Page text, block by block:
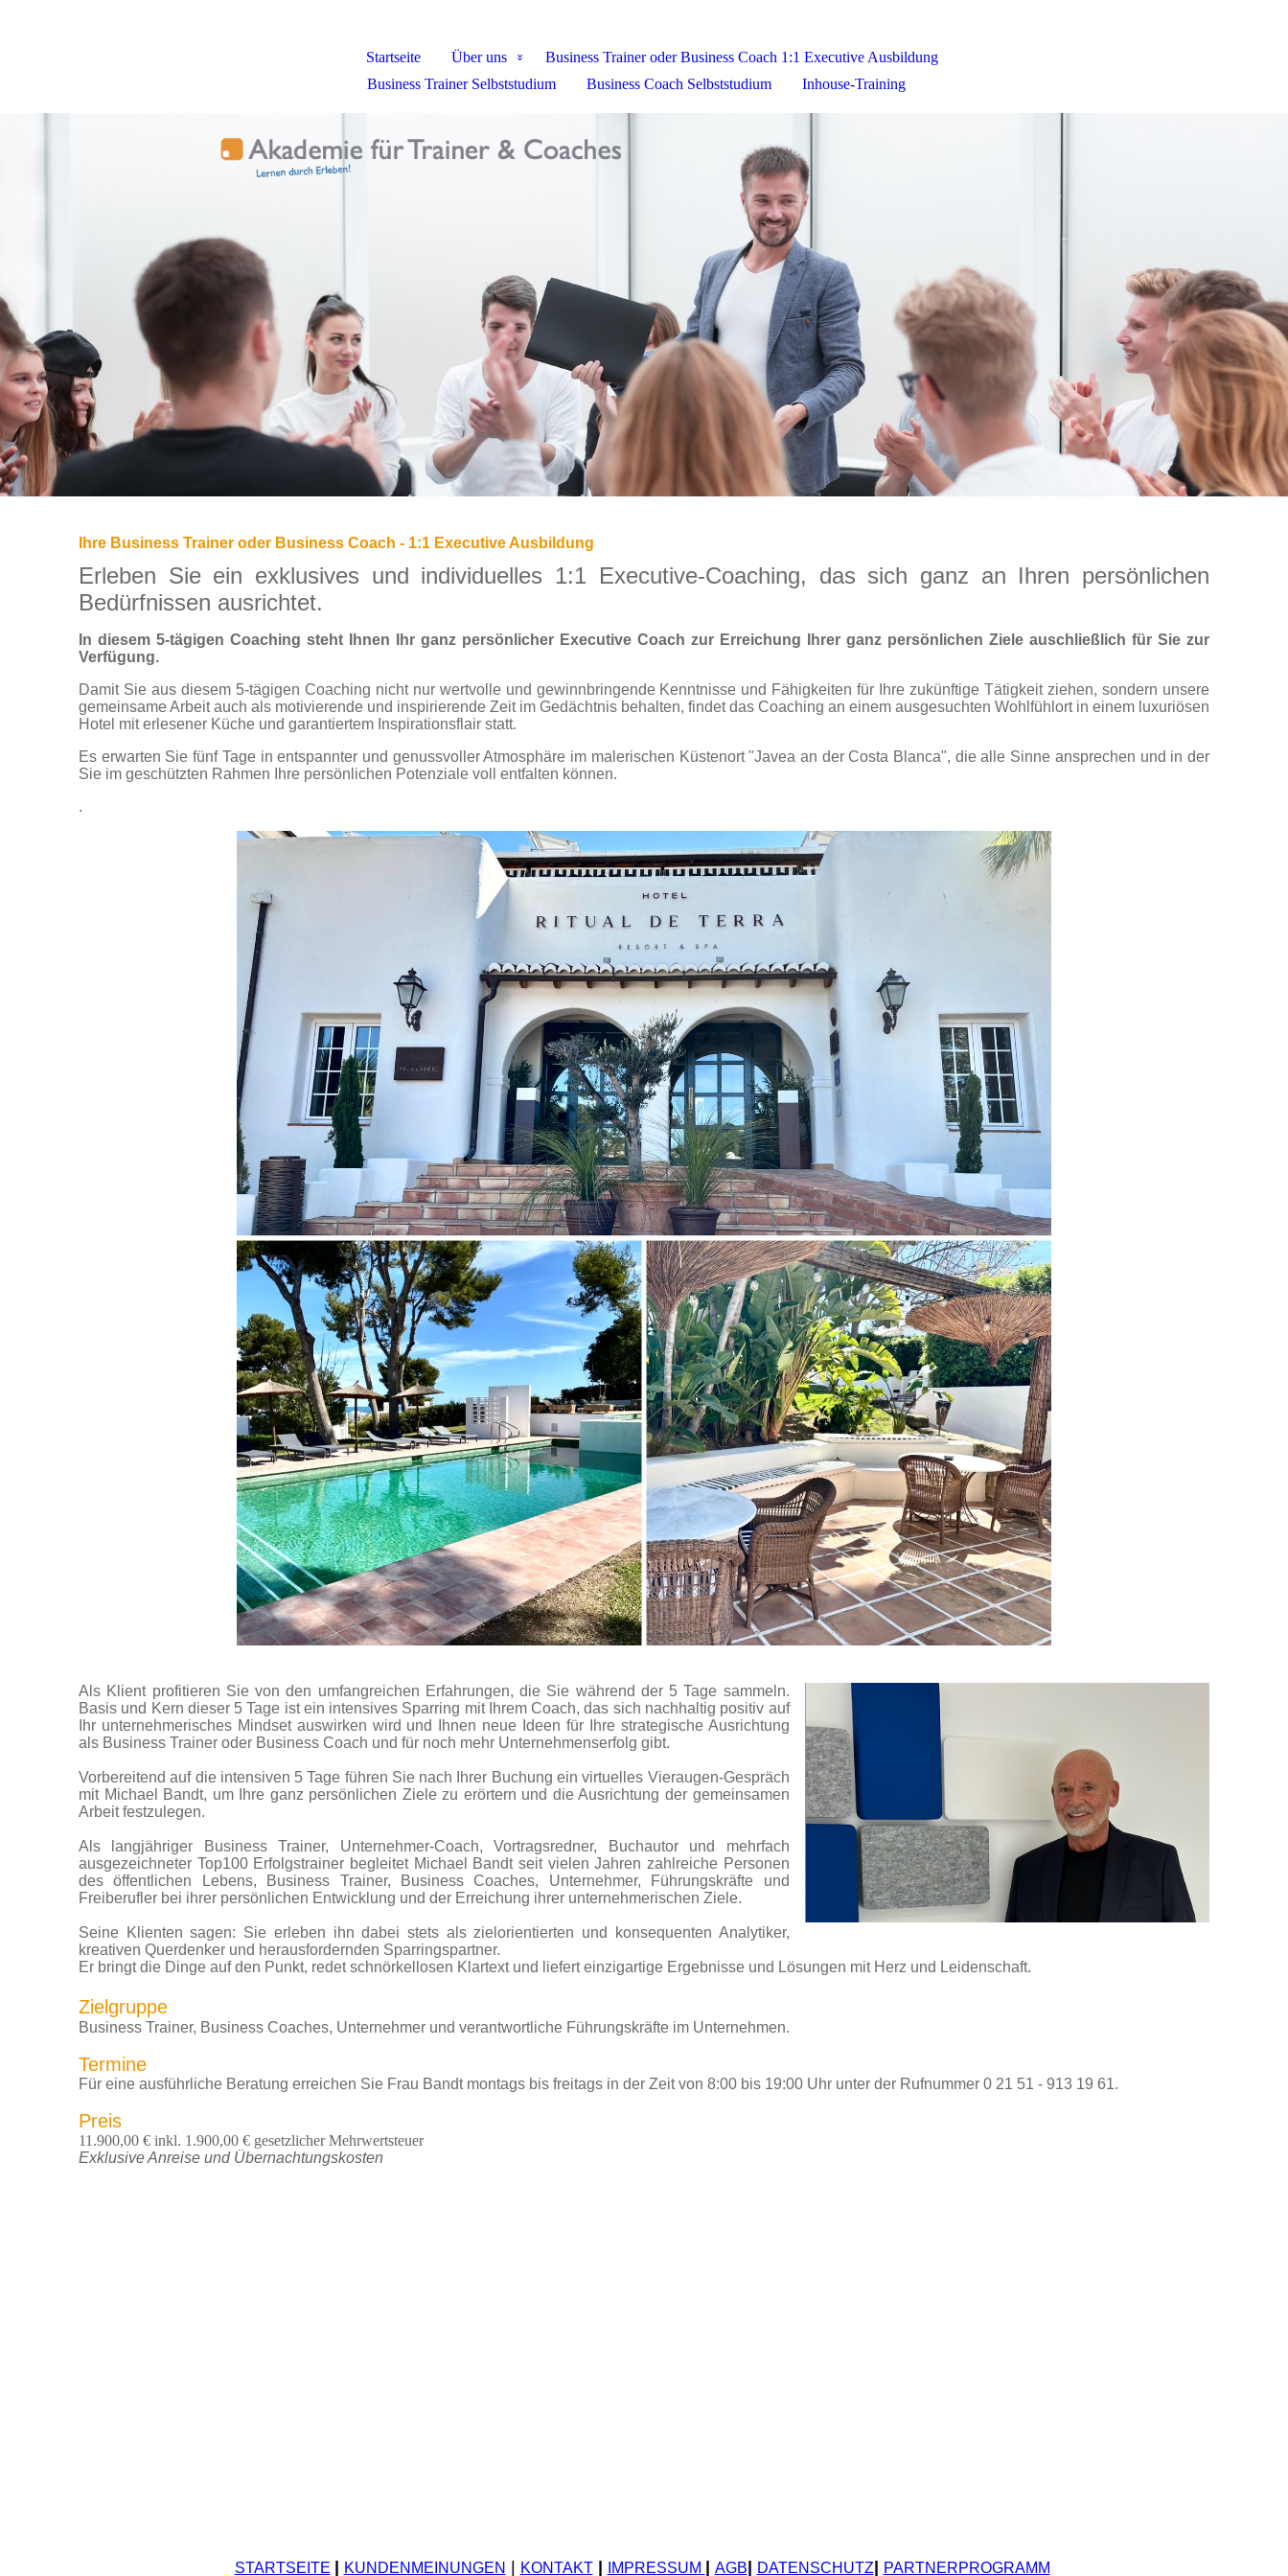
Startseite Über uns
Business Trainer oder Business Coach 1:1 Executive Ausbildung
Business Trainer Selbststudium
Business Coach Selbststudium Inhouse-Training
Ihre Business Trainer oder Business Coach - 1:1 Executive Ausbildung
Erleben Sie ein exklusives und individuelles 1:1 Executive-Coaching, das sich ganz an Ihren persönlichen
Bedürfnissen ausrichtet.
In diesem 5-tägigen Coaching steht Ihnen Ihr ganz persönlicher Executive Coach zur Erreichung Ihrer ganz persönlichen Ziele auschließlich für Sie zur
Verfügung.
Damit Sie aus diesem 5-tägigen Coaching nicht nur wertvolle und gewinnbringende Kenntnisse und Fähigkeiten für Ihre zukünftige Tätigkeit ziehen, sondern unsere
gemeinsame Arbeit auch als motivierende und inspirierende Zeit im Gedächtnis behalten, findet das Coaching an einem ausgesuchten Wohlfühlort in einem luxuriösen
Hotel mit erlesener Küche und garantiertem Inspirationsflair statt.
Es erwarten Sie fünf Tage in entspannter und genussvoller Atmosphäre im malerischen Küstenort "Javea an der Costa Blanca", die alle Sinne ansprechen und in der
Sie im geschützten Rahmen Ihre persönlichen Potenziale voll entfalten können.
.
Als Klient profitieren Sie von den umfangreichen Erfahrungen, die Sie während der 5 Tage sammeln.
Basis und Kern dieser 5 Tage ist ein intensives Sparring mit Ihrem Coach, das sich nachhaltig positiv auf
Ihr unternehmerisches Mindset auswirken wird und Ihnen neue Ideen für Ihre strategische Ausrichtung
als Business Trainer oder Business Coach und für noch mehr Unternehmenserfolg gibt.
Vorbereitend auf die intensiven 5 Tage führen Sie nach Ihrer Buchung ein virtuelles Vieraugen-Gespräch
mit Michael Bandt, um Ihre ganz persönlichen Ziele zu erörtern und die Ausrichtung der gemeinsamen
Arbeit festzulegen.
Als langjähriger Business Trainer, Unternehmer-Coach, Vortragsredner, Buchautor und mehrfach
ausgezeichneter Top100 Erfolgstrainer begleitet Michael Bandt seit vielen Jahren zahlreiche Personen
des öffentlichen Lebens, Business Trainer, Business Coaches, Unternehmer, Führungskräfte und
Freiberufler bei ihrer persönlichen Entwicklung und der Erreichung ihrer unternehmerischen Ziele.
Seine Klienten sagen: Sie erleben ihn dabei stets als zielorientierten und konsequenten Analytiker,
kreativen Querdenker und herausfordernden Sparringspartner.
Er bringt die Dinge auf den Punkt, redet schnörkellosen Klartext und liefert einzigartige Ergebnisse und Lösungen mit Herz und Leidenschaft.
Zielgruppe
Business Trainer, Business Coaches, Unternehmer und verantwortliche Führungskräfte im Unternehmen.
Termine
Für eine ausführliche Beratung erreichen Sie Frau Bandt montags bis freitags in der Zeit von 8:00 bis 19:00 Uhr unter der Rufnummer 0 21 51 - 913 19 61.
Preis
11.900,00 € inkl. 1.900,00 € gesetzlicher Mehrwertsteuer
Exklusive Anreise und Übernachtungskosten
STARTSEITE KUNDENMEINUNGEN KONTAKT| IMPRESSUM AGB DATENSCHUTZ| PARTNERPROGRAMM